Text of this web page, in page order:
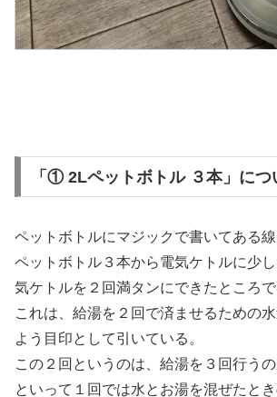
「① 2Lペットボトル ３本」につ
ペットボトルにマジックで書いてある
ペットボトル３本から電気ケトルに少
気ケトルを２回満タンにできたところで
これは、給湯を２回で済ませるための
よう目印として引いている。
この２回というのは、給湯を３回行う
といって１回では水とお湯を混ぜたと